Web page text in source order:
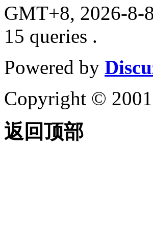
GMT+8, 2026-8-
15 queries .
Powered by
Copyright ©
返回顶部